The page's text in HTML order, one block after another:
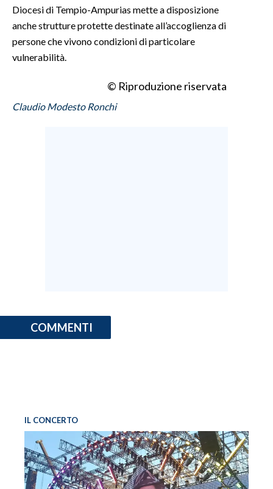
Diocesi di Tempio-Ampurias mette a disposizione
anche strutture protette destinate all’accoglienza di
persone che vivono condizioni di particolare
vulnerabilità.
© Riproduzione riservata
Claudio Modesto Ronchi
COMMENTI
IL CONCERTO